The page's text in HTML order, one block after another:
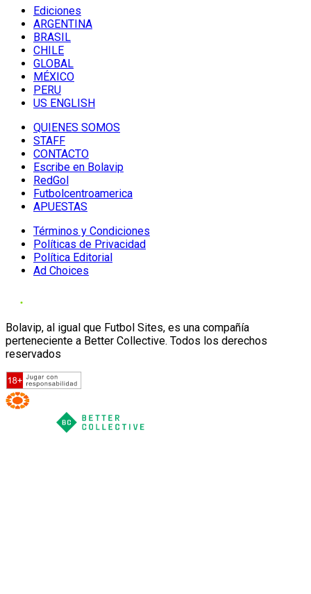
Ediciones
ARGENTINA
BRASIL
CHILE
GLOBAL
MÉXICO
PERU
US ENGLISH
QUIENES SOMOS
STAFF
CONTACTO
Escribe en Bolavip
RedGol
Futbolcentroamerica
APUESTAS
Términos y Condiciones
Políticas de Privacidad
Política Editorial
Ad Choices
Bolavip, al igual que Futbol Sites, es una compañía
perteneciente a Better Collective. Todos los derechos
reservados